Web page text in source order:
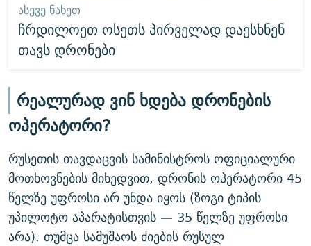
ᲐᲡᲔᲕᲔ ᲜᲐᲮᲔᲗ
ჩრდილოეთ ოსეთს პირველად დაესხნენ
თავს დრონები
რეალურად ვინ ხდება დრონების
ოპერატორი?
რუსეთის თავდაცვის სამინისტროს ოფიციალური
მოთხოვნების მიხედვით, დრონის ოპერატორი 45
წელზე უფროსი არ უნდა იყოს (ზოგი ტიპის
უპილოტო აპარატისთვის — 35 წელზე უფროსი
არა). თუმცა სამუშაოს ძიების რუსულ